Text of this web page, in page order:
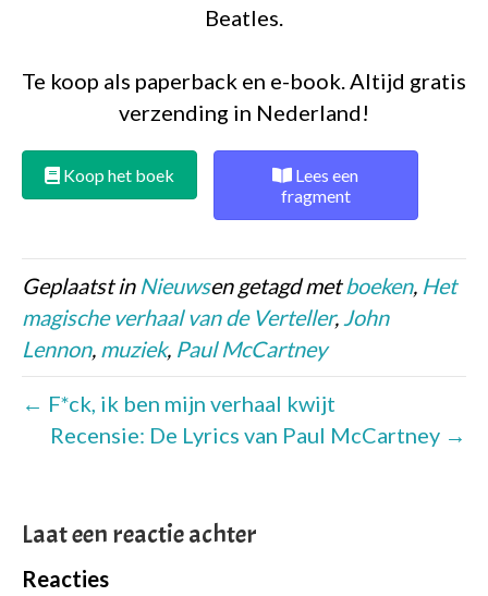
Beatles.
Te koop als paperback en e-book. Altijd gratis
verzending in Nederland!
Koop het boek
Lees een
fragment
Geplaatst in Nieuwsen getagd metboeken, Het
magische verhaal van de Verteller, John
Lennon, muziek, Paul McCartney
← F*ck, ik ben mijn verhaal kwijt
Recensie: De Lyrics van Paul McCartney →
Laat een reactie achter
Reacties